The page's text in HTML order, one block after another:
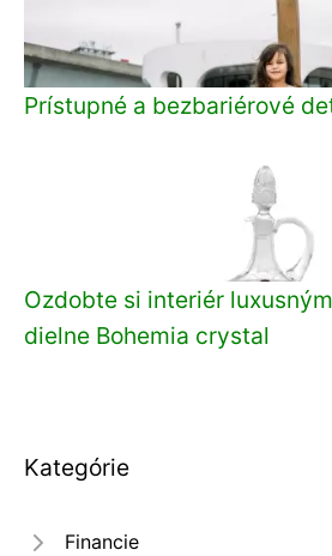
Prístupné a bezbariérové
Ozdobte si interiér
dielne Bohemia crystal
Kategórie
Financie